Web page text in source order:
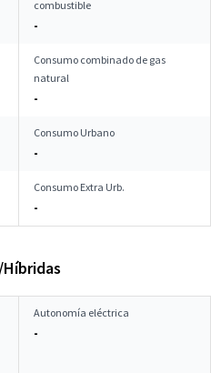
combustible
-
Consumo combinado de gas
natural
-
Consumo Urbano
-
Consumo Extra Urb.
-
Autonomía eléctrica
-